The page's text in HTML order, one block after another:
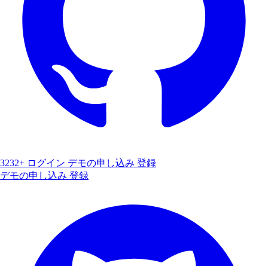
3232+ ログイン デモの申し込み 登録
デモの申し込み 登録